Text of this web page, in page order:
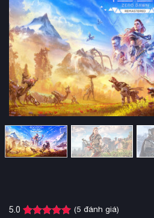
5.0 (5 đánh giá)